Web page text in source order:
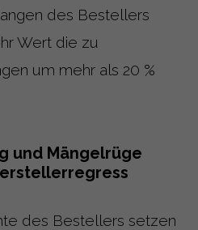
des Bestellers
Wert die zu
um mehr als 20 %
und Mängelrüge
des Bestellers setzen